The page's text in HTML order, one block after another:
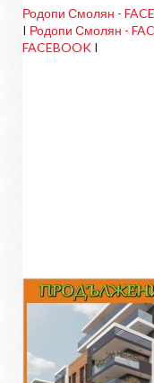
Родопи Смолян -
I Родопи Смолян -
FACEBOOK I